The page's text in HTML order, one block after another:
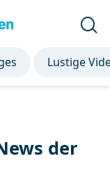
Lustige
der